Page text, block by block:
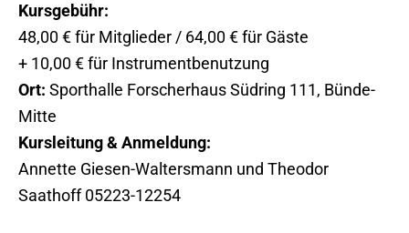
Kursgebühr:
48,00 € für Mitglieder / 64,00 € für Gäste
+ 10,00 € für Instrumentbenutzung
Ort: Sporthalle Forscherhaus Südring 111, Bünde-
Mitte
Kursleitung & Anmeldung:
Annette Giesen-Waltersmann und Theodor
Saathoff 05223-12254